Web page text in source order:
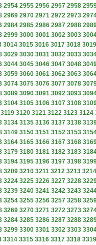
2954 2955 2956 2957 2958
2969 2970 2971 2972 2973
2984 2985 2986 2987 2988
2999 3000 3001 3002 3003
3014 3015 3016 3017 3018 3019
3029 3030 3031 3032 3033
3044 3045 3046 3047 3048
3059 3060 3061 3062 3063
3074 3075 3076 3077 3078
3089 3090 3091 3092 3093
3104 3105 3106 3107 3108
3119 3120 3121 3122 3123 3124
3134 3135 3136 3137 3138
3149 3150 3151 3152 3153
3164 3165 3166 3167 3168
3179 3180 3181 3182 3183
3194 3195 3196 3197 3198
3209 3210 3211 3212 3213 3214
3224 3225 3226 3227 3228
3239 3240 3241 3242 3243
3254 3255 3256 3257 3258
3269 3270 3271 3272 3273
3284 3285 3286 3287 3288
3299 3300 3301 3302 3303
3314 3315 3316 3317 3318 3319